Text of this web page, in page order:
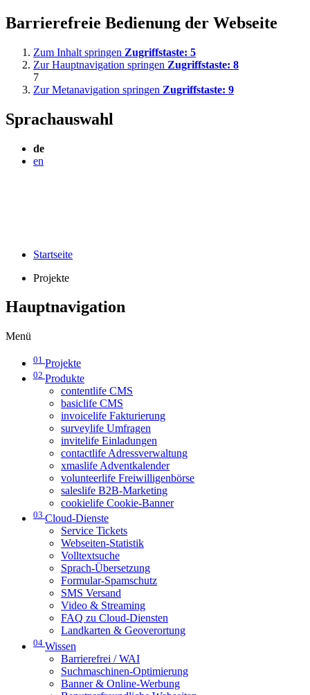
Barrierefreie Bedienung der Webseite
Zum Inhalt springen Zugriffstaste: 5
Zur Hauptnavigation springen Zugriffstaste: 8
7
Zur Metanavigation springen Zugriffstaste: 9
Sprachauswahl
de
en
Startseite
Projekte
Hauptnavigation
Menü
01 Projekte
02 Produkte
contentlife CMS
basiclife CMS
invoicelife Fakturierung
surveylife Umfragen
invitelife Einladungen
contactlife Adressverwaltung
xmaslife Adventkalender
volunteerlife Freiwilligenbörse
saleslife B2B-Marketing
cookielife Cookie-Banner
03 Cloud-Dienste
Service Tickets
Webseiten-Statistik
Volltextsuche
Sprach-Übersetzung
Formular-Spamschutz
SMS Versand
Video & Streaming
FAQ zu Cloud-Diensten
Landkarten & Geoverortung
04 Wissen
Barrierefrei / WAI
Suchmaschinen-Optimierung
Banner & Online-Werbung